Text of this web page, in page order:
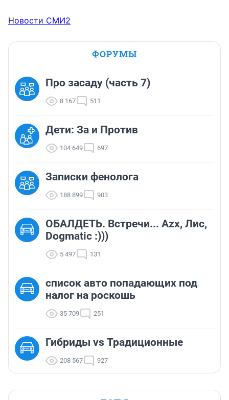
Новости СМИ2
ФОРУМЫ
Про засаду (часть 7)
8 167 511
Дети: За и Против
104 649 697
Записки фенолога
188 899 903
ОБАЛДЕТЬ. Встречи... Azx, Лис,
Dogmatic :)))
5 497 131
список авто попадающих под
налог на роскошь
35 709 251
Гибриды vs Традиционные
208 567 927